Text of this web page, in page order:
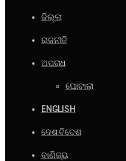
ଜିଲ୍ଲା
ରାଜନୀତି
ଅପରାଧ
ଘୋଟାଲା
ENGLISH
ଦେଶ ବିଦେଶ
ବାଣିଜ୍ୟ